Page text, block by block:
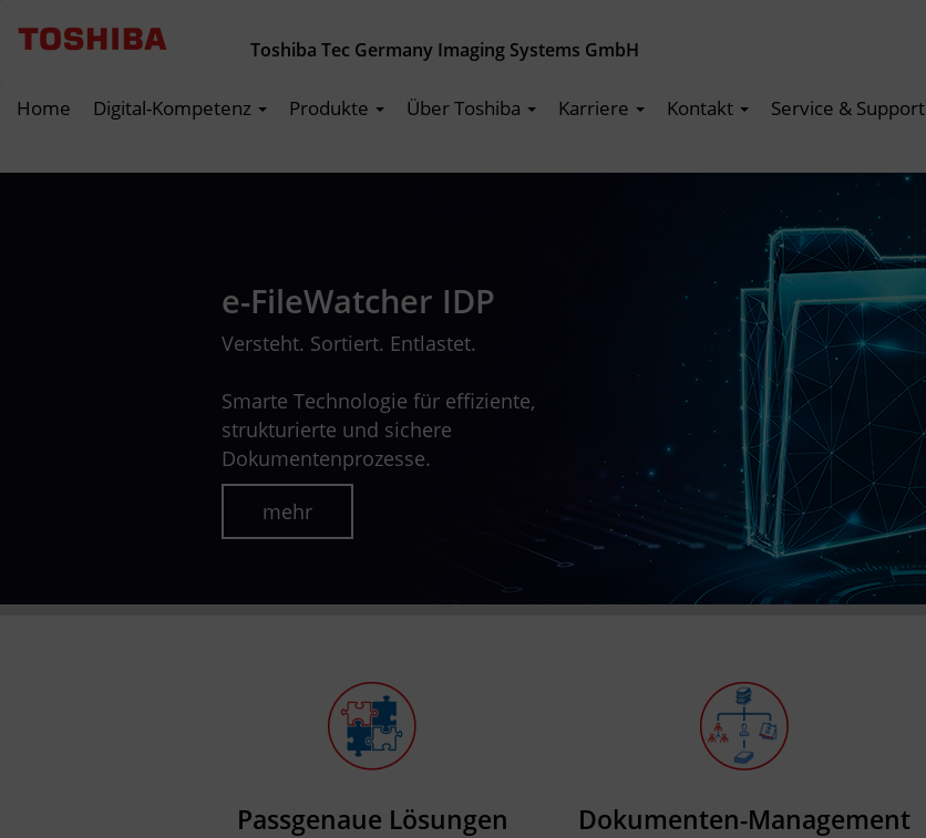
Toshiba Tec Germany Imaging Systems GmbH
Home Digital-Kompetenz Produkte Über Toshiba Karriere Kontakt Service & Support
e-FileWatcher IDP
Versteht. Sortiert. Entlastet.
Smarte Technologie für effiziente,
strukturierte und sichere
Dokumentenprozesse.
mehr
Passgenaue Lösungen Dokumenten-Management